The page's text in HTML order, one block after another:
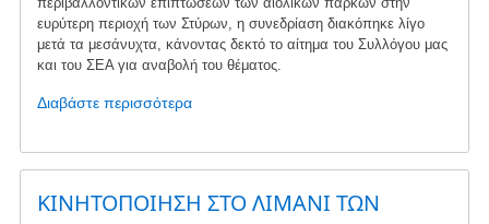
ευρύτερη περιοχή των Στύρων, η συνεδρίαση διακόπηκε λίγο
μετά τα μεσάνυχτα, κάνοντας δεκτό το αίτημα του Συλλόγου μας
και του ΣΕΑ για αναβολή του θέματος.
Διαβάστε περισσότεραγια
Νημποριό:
Αναβολή
έγκρισης
ΚΙΝΗΤΟΠΟΙΗΣΗ ΣΤΟ ΛΙΜΑΝΙ ΤΩΝ